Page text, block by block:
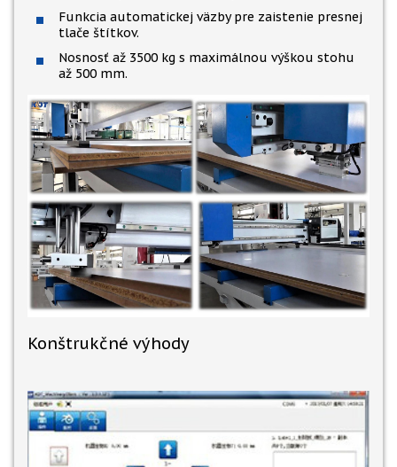
Funkcia automatickej väzby pre zaistenie presnej
tlače štítkov.
Nosnosť až 3500 kg s maximálnou výškou stohu
až 500 mm.
Konštrukčné výhody